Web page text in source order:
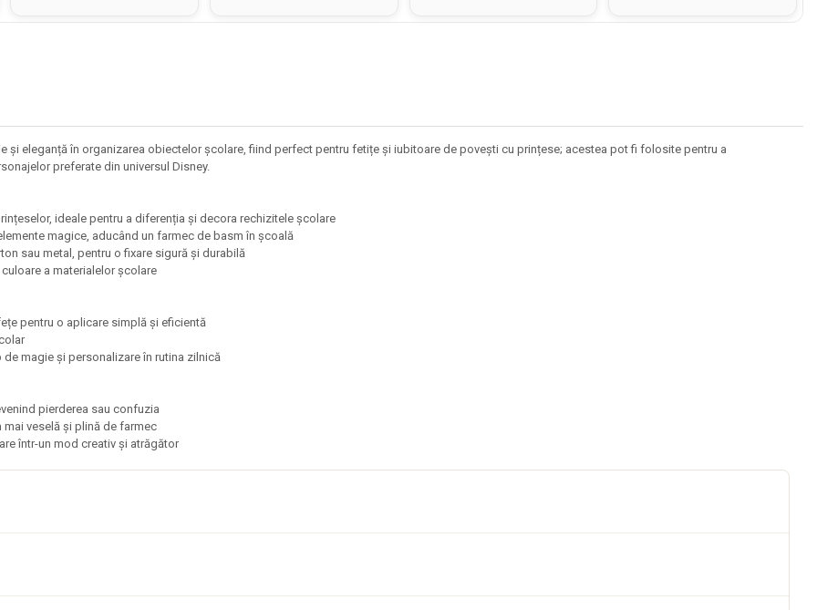
și eleganță în organizarea obiectelor școlare, fiind perfect pentru fetițe și iubitoare de povești cu prințese; acestea pot fi folosite pentru a
preferate din universul Disney.
ideale pentru a diferenția și decora rechizitele școlare
magice, aducând un farmec de basm în școală
sau metal, pentru o fixare sigură și durabilă
a materialelor școlare
pentru o aplicare simplă și eficientă
magie și personalizare în rutina zilnică
pierderea sau confuzia
veselă și plină de farmec
într-un mod creativ și atrăgător